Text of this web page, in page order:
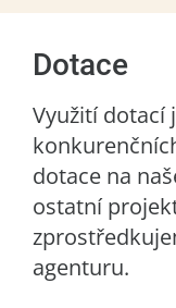
Dotace
Využití dotací
dotace na
ostatní
agenturu.